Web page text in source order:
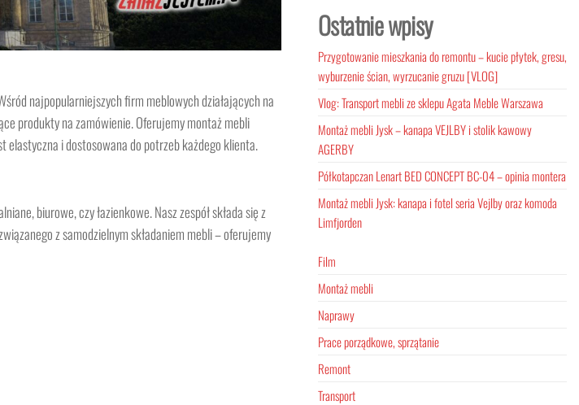
najpopularniejszych firm meblowych działających na
produkty na zamówienie. Oferujemy montaż mebli
elastyczna i dostosowana do potrzeb każdego klienta.
biurowe, czy łazienkowe. Nasz zespół składa się z
z samodzielnym składaniem mebli – oferujemy
Ostatnie wpisy
Przygotowanie mieszkania do remontu – kucie płytek, gresu,
wyburzenie ścian, wyrzucanie gruzu [VLOG]
Vlog: Transport mebli ze sklepu Agata Meble Warszawa
Montaż mebli Jysk – kanapa VEJLBY i stolik kawowy
AGERBY
Półkotapczan Lenart BED CONCEPT BC-04 – opinia montera
Montaż mebli Jysk: kanapa i fotel seria Vejlby oraz komoda
Limfjorden
Film
Montaż mebli
Naprawy
Prace porządkowe, sprzątanie
Remont
Transport